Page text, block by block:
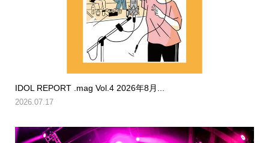
IDOL REPORT .mag Vol.4 2026年8月...
2026.07.17